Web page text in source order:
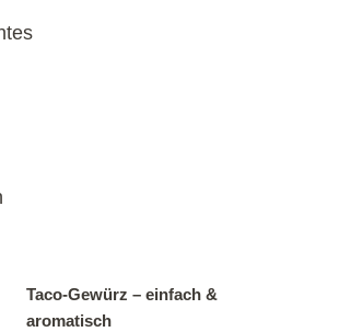
Taco-Gewürz – einfach &
aromatisch